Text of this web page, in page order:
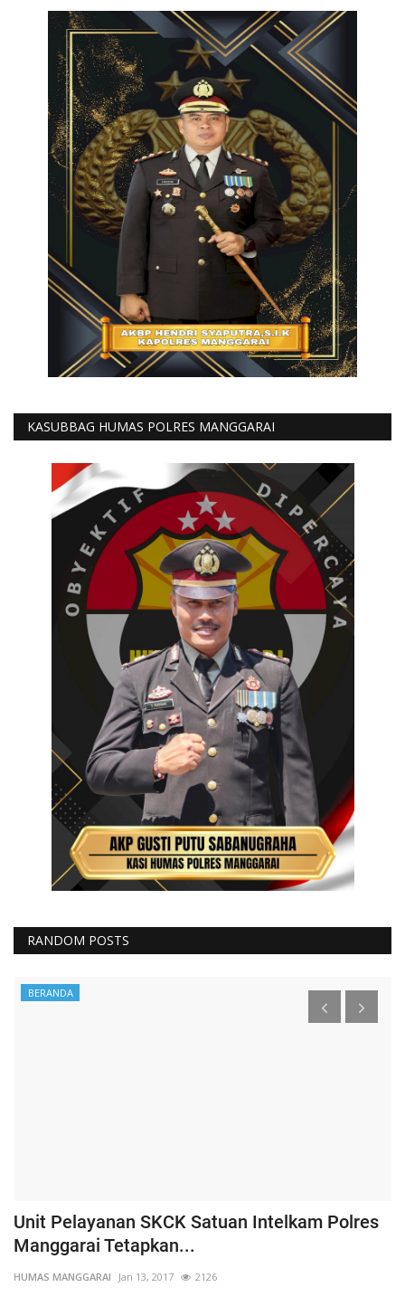
KASUBBAG HUMAS POLRES MANGGARAI
RANDOM POSTS
BERANDA
Unit Pelayanan SKCK Satuan Intelkam Polres
Manggarai Tetapkan...
HUMAS MANGGARAI Jan 13, 2017 2126